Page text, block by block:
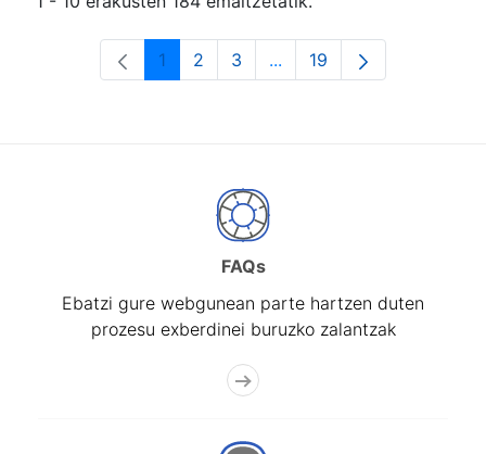
Orrialdea
1 Orrialdea
2 Orrialdea
3 ...Intermediate Pages Use
Orrialdea
19
FAQs
Ebatzi gure webgunean parte hartzen duten
prozesu exberdinei buruzko zalantzak